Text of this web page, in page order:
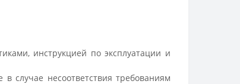
инструкцией по эксплуатации и
случае несоответствия требованиям